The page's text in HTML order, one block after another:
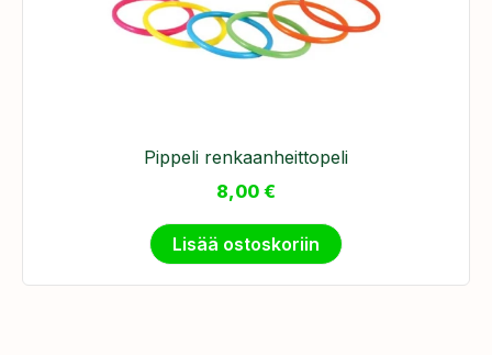
Pippeli renkaanheittopeli
8,00 €
Lisää ostoskoriin